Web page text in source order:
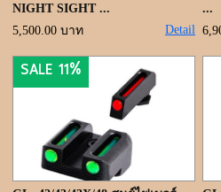
ขั้นตอนการสั่งซื้อ
แจ้งชำระเงิน
ติดต่อเรา
NIGHT SIGHT ...
5,500.00 บาท
Detail
...
SALE 11%